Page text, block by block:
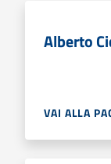
Alberto
VAI ALLA